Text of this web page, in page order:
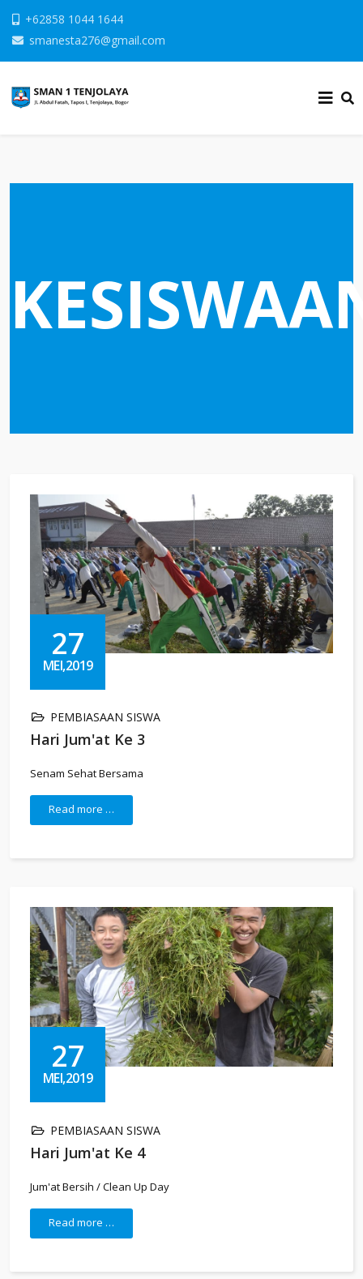
+62858 1044 1644
smanesta276@gmail.com
27
MEI,2019
PEMBIASAAN SISWA
Hari Jum'at Ke 3
Senam Sehat Bersama
Read more …
27
MEI,2019
PEMBIASAAN SISWA
Hari Jum'at Ke 4
Jum'at Bersih / Clean Up Day
Read more …